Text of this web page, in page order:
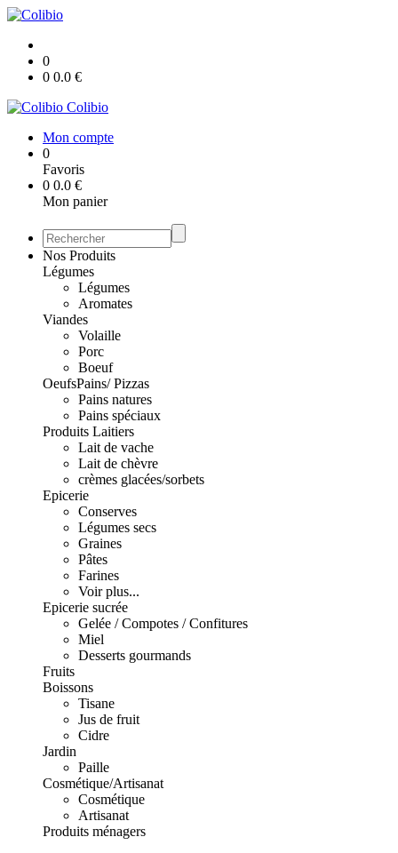
0
0 0.0 €
Colibio
Mon compte
0
Favoris
0 0.0 €
Mon panier
Nos Produits
Légumes
Légumes
Aromates
Viandes
Volaille
Porc
Boeuf
OeufsPains/ Pizzas
Pains natures
Pains spéciaux
Produits Laitiers
Lait de vache
Lait de chèvre
crèmes glacées/sorbets
Epicerie
Conserves
Légumes secs
Graines
Pâtes
Farines
Voir plus...
Epicerie sucrée
Gelée / Compotes / Confitures
Miel
Desserts gourmands
Fruits
Boissons
Tisane
Jus de fruit
Cidre
Jardin
Paille
Cosmétique/Artisanat
Cosmétique
Artisanat
Produits ménagers